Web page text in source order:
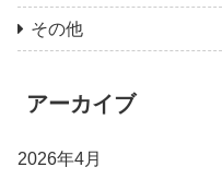
その他
アーカイブ
2026年4月